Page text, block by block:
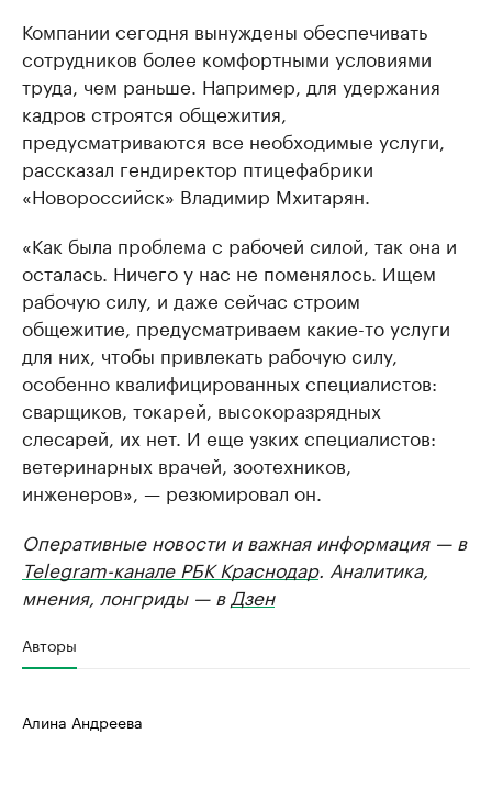
Компании сегодня вынуждены обеспечивать
сотрудников более комфортными условиями
труда, чем раньше. Например, для удержания
кадров строятся общежития,
предусматриваются все необходимые услуги,
рассказал гендиректор птицефабрики
«Новороссийск» Владимир Мхитарян.
«Как была проблема с рабочей силой, так она и
осталась. Ничего у нас не поменялось. Ищем
рабочую силу, и даже сейчас строим
общежитие, предусматриваем какие-то услуги
для них, чтобы привлекать рабочую силу,
особенно квалифицированных специалистов:
сварщиков, токарей, высокоразрядных
слесарей, их нет. И еще узких специалистов:
ветеринарных врачей, зоотехников,
инженеров», — резюмировал он.
Оперативные новости и важная информация — в
Telegram-канале РБК Краснодар. Аналитика,
мнения, лонгриды — вДзен
Авторы
Алина Андреева